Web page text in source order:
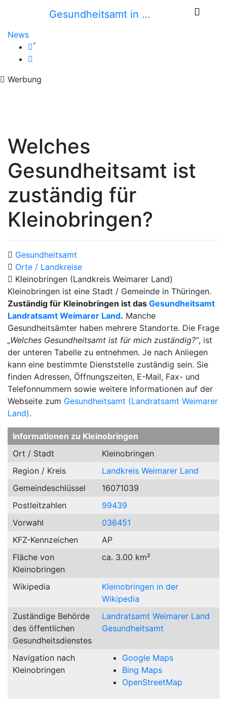
Gesundheitsamt in …
News
*
Werbung
Welches
Gesundheitsamt ist
zuständig für
Kleinobringen?
Gesundheitsamt
Orte / Landkreise
Kleinobringen (Landkreis Weimarer Land)
Kleinobringen ist eine Stadt / Gemeinde in Thüringen.
Zuständig für Kleinobringen ist das Gesundheitsamt
Landratsamt Weimarer Land. Manche
Gesundheitsämter haben mehrere Standorte. Die Frage
„Welches Gesundheitsamt ist für mich zuständig?“, ist
der unteren Tabelle zu entnehmen. Je nach Anliegen
kann eine bestimmte Dienststelle zuständig sein. Sie
finden Adressen, Öffnungszeiten, E-Mail, Fax- und
Telefonnummern sowie weitere Informationen auf der
Webseite zum Gesundheitsamt (Landratsamt Weimarer
Land).
Informationen zu Kleinobringen
Ort / Stadt
Kleinobringen
Region / Kreis
Landkreis Weimarer Land
Gemeindeschlüssel
16071039
Postleitzahlen
99439
Vorwahl
036451
KFZ-Kennzeichen
AP
Fläche von
Kleinobringen
ca. 3.00 km²
Wikipedia
Kleinobringen in der
Wikipedia
Zuständige Behörde
des öffentlichen
Gesundheitsdienstes
Landratsamt Weimarer Land
Gesundheitsamt
Navigation nach
Kleinobringen
Google Maps
Bing Maps
OpenStreetMap